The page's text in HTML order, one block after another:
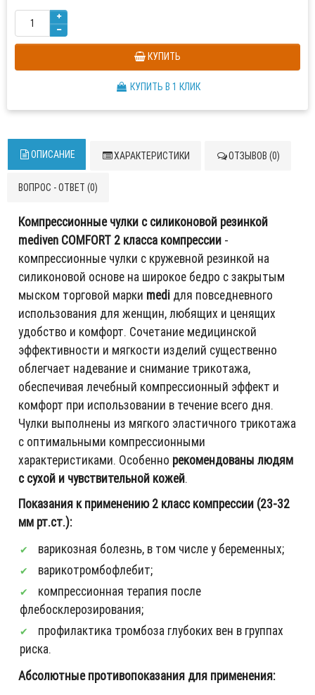
КУПИТЬ
КУПИТЬ В 1 КЛИК
ОПИСАНИЕ ХАРАКТЕРИСТИКИ ОТЗЫВОВ (0)
ВОПРОС - ОТВЕТ (0)
Компрессионные чулки с силиконовой резинкой
mediven COMFORT 2 класса компрессии -
компрессионные чулки с кружевной резинкой на
силиконовой основе на широкое бедро с закрытым
мыском торговой марки medi для повседневного
использования для женщин, любящих и ценящих
удобство и комфорт. Сочетание медицинской
эффективности и мягкости изделий существенно
облегчает надевание и снимание трикотажа,
обеспечивая лечебный компрессионный эффект и
комфорт при использовании в течение всего дня.
Чулки выполнены из мягкого эластичного трикотажа
с оптимальными компрессионными
характеристиками. Особенно рекомендованы людям
с сухой и чувствительной кожей.
Показания к применению 2 класс компрессии (23-32
мм рт.ст.):
варикозная болезнь, в том числе у беременных;
варикотромбофлебит;
компрессионная терапия после
флебосклерозирования;
профилактика тромбоза глубоких вен в группах
риска.
Абсолютные противопоказания для применения: